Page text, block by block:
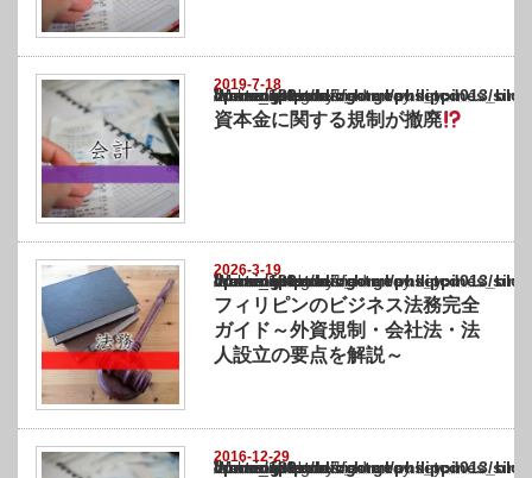
2019-7-18
Warning
: Undefined array key "show_category" in
/home/netst/kuno-cpa.co.jp/public_html/philippines_blog/wp-content/themes/
on line183
資本金に関する規制が撤廃
2026-3-19
Warning
: Undefined array key "show_category" in
/home/netst/kuno-cpa.co.jp/public_html/philippines_blog/wp-content/themes/
on line183
フィリピンのビジネス法務完全
ガイド～外資規制・会社法・法
人設立の要点を解説～
2016-12-29
Warning
: Undefined array key "show_category" in
/home/netst/kuno-cpa.co.jp/public_html/philippines_blog/wp-content/themes/
on line183